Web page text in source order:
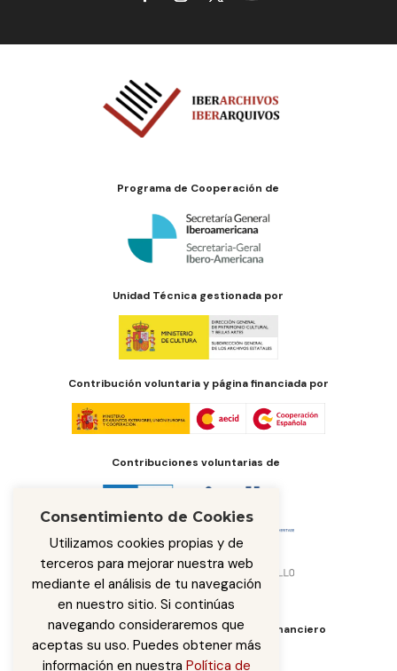
Programa de Cooperación de
Unidad Técnica gestionada por
Contribución voluntaria y página financiada por
Contribuciones voluntarias de
Órgano de administración del fondo financiero
Consentimiento de Cookies
Utilizamos cookies propias y de
terceros para mejorar nuestra web
mediante el análisis de tu navegación
en nuestro sitio. Si continúas
navegando consideraremos que
aceptas su uso. Puedes obtener más
información en nuestra Política de